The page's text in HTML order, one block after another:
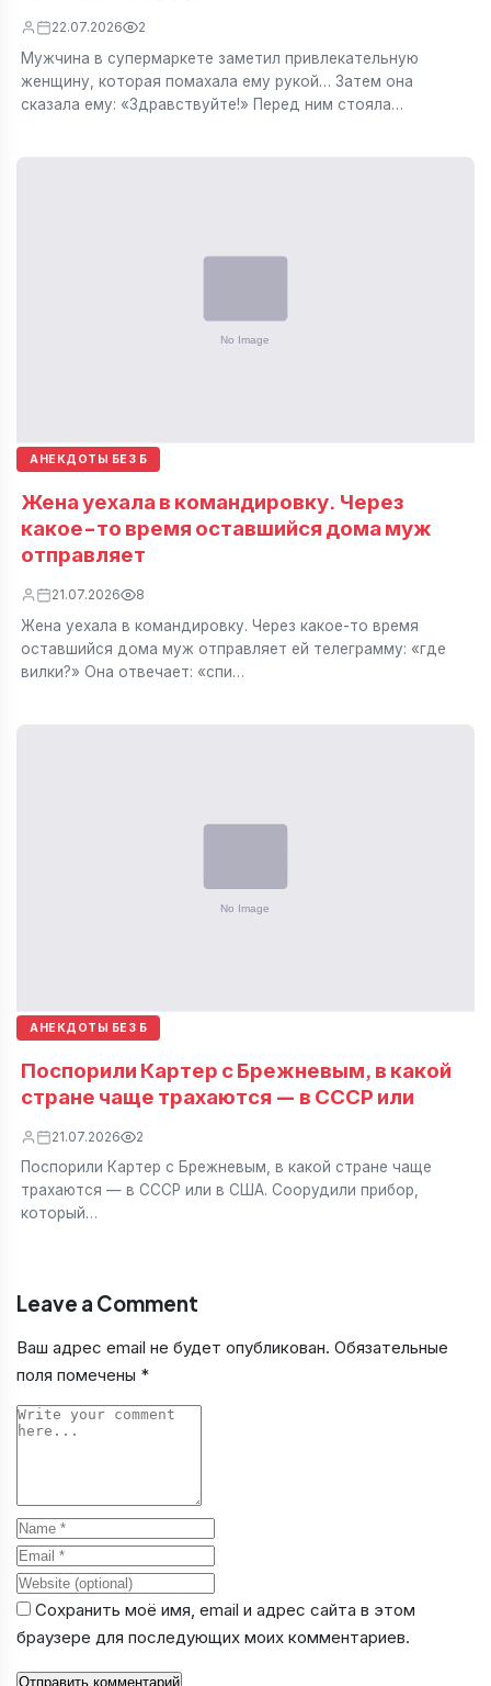
22.07.2026 2
Мужчина в супермаркете заметил привлекательную
женщину, которая помахала ему рукой… Затем она
сказала ему: «Здравствуйте!» Перед ним стояла…
АНЕКДОТЫ БЕЗ Б
Жена уехала в командировку. Через
какое-то время оставшийся дома муж
отправляет
21.07.2026 8
Жена уехала в командировку. Через какое-то время
оставшийся дома муж отправляет ей телеграмму: «где
вилки?» Она отвечает: «спи…
АНЕКДОТЫ БЕЗ Б
Поспорили Картер с Брежневым, в какой
стране чаще трахаются — в СССР или
21.07.2026 2
Поспорили Картер с Брежневым, в какой стране чаще
трахаются — в СССР или в США. Соорудили прибор,
который…
Leave a Comment
Ваш адрес email не будет опубликован. Обязательные
поля помечены *
Comment
Name
Email
Website
Сохранить моё имя, email и адрес сайта в этом
браузере для последующих моих комментариев.
Отправить комментарий